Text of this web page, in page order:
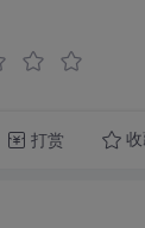
打赏